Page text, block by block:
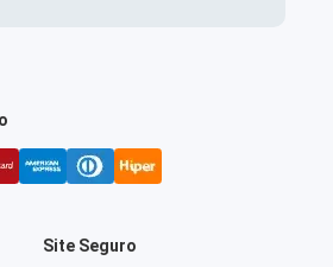
Site Seguro